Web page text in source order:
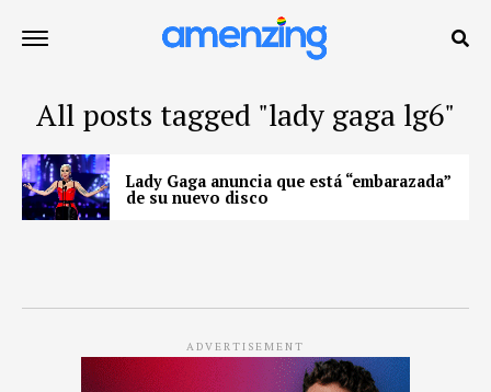
All posts tagged "lady gaga lg6"
Lady Gaga anuncia que está “embarazada”
de su nuevo disco
ADVERTISEMENT